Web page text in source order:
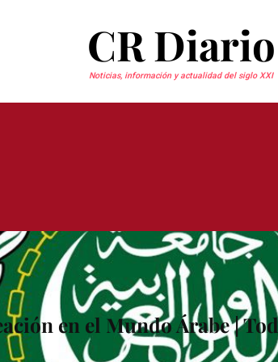
CR Diario
Noticias, información y actualidad del siglo XXI
en el Mundo Árabe |